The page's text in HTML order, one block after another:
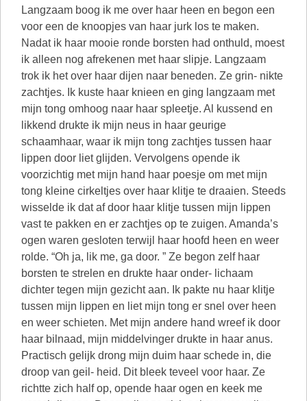
Langzaam boog ik me over haar heen en begon een
voor een de knoopjes van haar jurk los te maken.
Nadat ik haar mooie ronde borsten had onthuld, moest
ik alleen nog afrekenen met haar slipje. Langzaam
trok ik het over haar dijen naar beneden. Ze grin- nikte
zachtjes. Ik kuste haar knieen en ging langzaam met
mijn tong omhoog naar haar spleetje. Al kussend en
likkend drukte ik mijn neus in haar geurige
schaamhaar, waar ik mijn tong zachtjes tussen haar
lippen door liet glijden. Vervolgens opende ik
voorzichtig met mijn hand haar poesje om met mijn
tong kleine cirkeltjes over haar klitje te draaien. Steeds
wisselde ik dat af door haar klitje tussen mijn lippen
vast te pakken en er zachtjes op te zuigen. Amanda’s
ogen waren gesloten terwijl haar hoofd heen en weer
rolde. “Oh ja, lik me, ga door. ” Ze begon zelf haar
borsten te strelen en drukte haar onder- lichaam
dichter tegen mijn gezicht aan. Ik pakte nu haar klitje
tussen mijn lippen en liet mijn tong er snel over heen
en weer schieten. Met mijn andere hand wreef ik door
haar bilnaad, mijn middelvinger drukte in haar anus.
Practisch gelijk drong mijn duim haar schede in, die
droop van geil- heid. Dit bleek teveel voor haar. Ze
richtte zich half op, opende haar ogen en keek me